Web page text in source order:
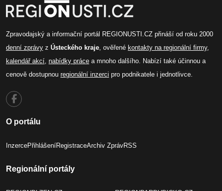
Zpravodajský a informační portál REGIONUSTI.CZ přináší od roku 2000
denní zprávy z Ústeckého kraje, ověřené kontakty na regionální firmy,
kalendář akcí, nabídky práce a mnoho dalšího. Nabízí také účinnou a
cenově dostupnou regionální inzerci pro podnikatele i jednotlivce.
O portálu
InzercePřihlášeníRegistraceArchiv ZprávRSS
Regionální portály